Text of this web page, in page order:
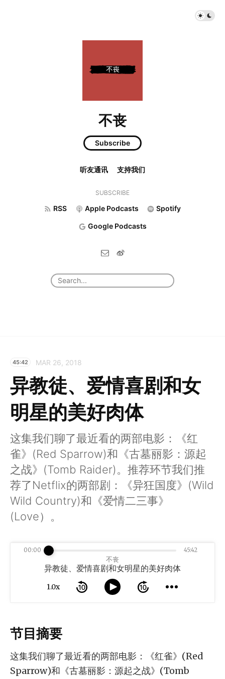
不丧
Subscribe
听友通讯 支持我们
SUBSCRIBE
RSS Apple Podcasts Spotify
Google Podcasts
45:42 MAR 26, 2018
异教徒、爱情喜剧和女
明星的美好肉体
这集我们聊了最近看的两部电影：《红
雀》(Red Sparrow)和《古墓丽影：源起
之战》(Tomb Raider)。推荐环节我们推
荐了Netflix的两部剧：《异狂国度》(Wild
Wild Country)和《爱情二三事》
(Love）。
不丧
异教徒、爱情喜剧和女明星的美好肉体
1.0x
00:00 45:42
节目摘要
这集我们聊了最近看的两部电影：《红雀》(Red
Sparrow)和《古墓丽影：源起之战》(Tomb